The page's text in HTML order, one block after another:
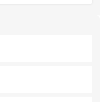
を楽しめる外せないスポット